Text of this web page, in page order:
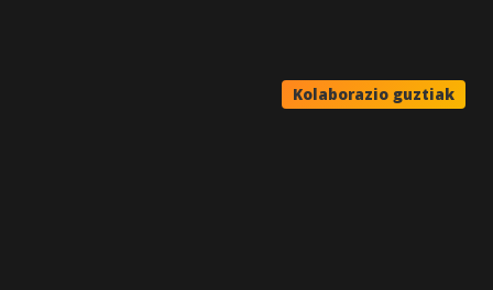
Kolaborazio guztiak